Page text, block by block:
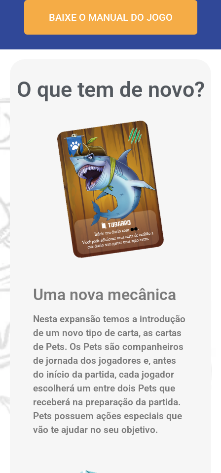
BAIXE O MANUAL DO JOGO
O que tem de novo?
Uma nova mecânica
Nesta expansão temos a introdução
de um novo tipo de carta, as cartas
de Pets. Os Pets são companheiros
de jornada dos jogadores e, antes
do início da partida, cada jogador
escolherá um entre dois Pets que
receberá na preparação da partida.
Pets possuem ações especiais que
vão te ajudar no seu objetivo.